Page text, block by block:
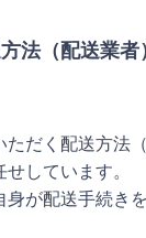
法（配送業
だく配送方法
しています。
身が配送手続き